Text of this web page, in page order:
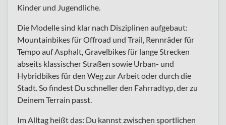
Kinder und Jugendliche.
Die Modelle sind klar nach Disziplinen aufgebaut:
Mountainbikes für Offroad und Trail, Rennräder für
Tempo auf Asphalt, Gravelbikes für lange Strecken
abseits klassischer Straßen sowie Urban- und
Hybridbikes für den Weg zur Arbeit oder durch die
Stadt. So findest Du schneller den Fahrradtyp, der zu
Deinem Terrain passt.
Im Alltag heißt das: Du kannst zwischen sportlichen